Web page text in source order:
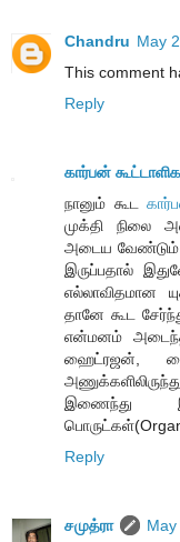
Chandru May
This comment
Reply
கார்பன்
நானும் கூட
முக்தி நிலை
அடைய வேண்டும்
இருப்பதால்
எல்லாவிதமான
தானே கூட
என்மனம்
ஹைட்ரஜன்,
இணைந்து
Reply
சமுத்ரா